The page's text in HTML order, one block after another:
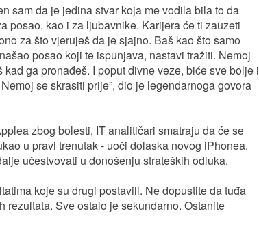
sam da je jedina stvar koja me vodila bila to da
posao, kao i za ljubavnike. Karijera će ti zauzeti
za što vjeruješ da je sjajno. Baš kao što samo
posao koji te ispunjava, nastavi tražiti. Nemoj
ga pronađeš. I poput divne veze, biće sve bolje i
se skrasiti prije”, dio je legendarnoga govora
zbog bolesti, IT analitičari smatraju da će se
u pravi trenutak - uoči dolaska novog iPhonea.
učestvovati u donošenju strateških odluka.
koje su drugi postavili. Ne dopustite da tuđa
Sve ostalo je sekundarno. Ostanite